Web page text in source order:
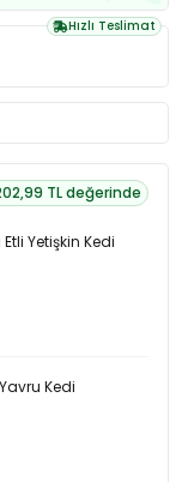
Hızlı Teslimat
TL değerinde
Yetişkin Kedi
Kedi